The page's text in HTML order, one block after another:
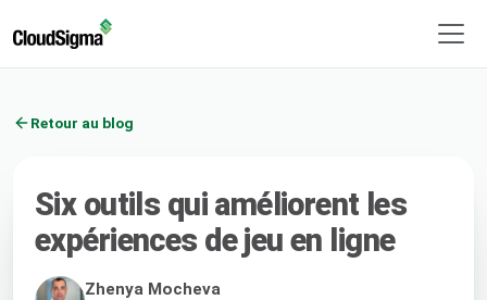
Retour au blog
Six outils qui améliorent les
expériences de jeu en ligne
Zhenya Mocheva